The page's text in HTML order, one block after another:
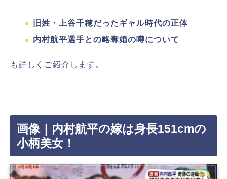
旧姓・上谷千穂だったギャル時代の正体
内村航平選手との略奪婚の噂について
も詳しくご紹介します。
画像｜内村航平の嫁は身長151cmの
小柄美女！